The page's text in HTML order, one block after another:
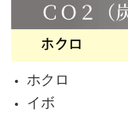
ホクロ
イボ